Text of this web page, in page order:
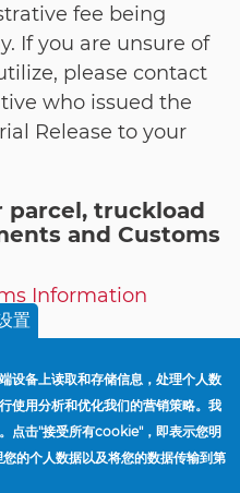
fee being
If you are unsure of
please contact
who issued the
Release to your
truckload
and Customs
Information
置
设备上读取和存储信息，处理个人数
使用分析和优化我们的营销策略。我
点击"接受所有cookie"，即表示您明
的个人数据以及将您的数据传输到第